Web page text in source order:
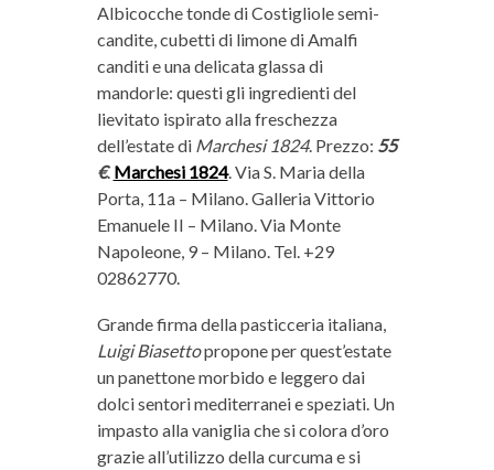
Albicocche tonde di Costigliole semi-
candite, cubetti di limone di Amalfi
canditi e una delicata glassa di
mandorle: questi gli ingredienti del
lievitato ispirato alla freschezza
dell’estate di Marchesi 1824. Prezzo: 55
€. Marchesi 1824. Via S. Maria della
Porta, 11a – Milano. Galleria Vittorio
Emanuele II – Milano. Via Monte
Napoleone, 9 – Milano. Tel. +29
02862770.
Grande firma della pasticceria italiana,
Luigi Biasettopropone per quest’estate
un panettone morbido e leggero dai
dolci sentori mediterranei e speziati. Un
impasto alla vaniglia che si colora d’oro
grazie all’utilizzo della curcuma e si